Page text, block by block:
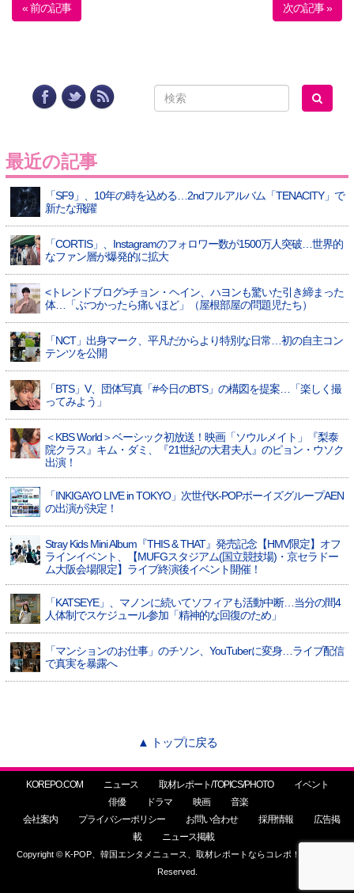
« 前の記事 次の記事 »
最近の記事
「SF9」、10年の時を込める…2ndフルアルバム「TENACITY」で
新たな飛躍
「CORTIS」、Instagramのフォロワー数が1500万人突破…世界的
なファン層が爆発的に拡大
<トレンドブログ>チョン・ヘイン、ハヨンも驚いた引き締まった
体…「ぶつかったら痛いほど」（屋根部屋の問題児たち）
「NCT」出身マーク、平凡だからより特別な日常…初の自主コン
テンツを公開
「BTS」V、団体写真「#今日のBTS」の構図を提案…「楽しく撮
ってみよう」
＜KBS World＞ベーシック初放送！映画「ソウルメイト」『梨泰
院クラス』キム・ダミ、『21世紀の大君夫人』のピョン・ウソク
出演！
「INKIGAYO LIVE in TOKYO」次世代K-POPボーイズグループAEN
の出演が決定！
Stray Kids Mini Album『THIS & THAT』発売記念【HMV限定】オフ
ラインイベント、【MUFGスタジアム(国立競技場)・京セラドー
ム大阪会場限定】ライブ終演後イベント開催！
「KATSEYE」、マノンに続いてソフィアも活動中断…当分の間4
人体制でスケジュール参加「精神的な回復のため」
「マンションのお仕事」のチソン、YouTuberに変身…ライブ配信
で真実を暴露へ
▲ トップに戻る
KOREPO.COM ニュース 取材レポート/TOPICS/PHOTO
イベント
俳優
ドラマ 映画
音楽
会社案内
プライバシーポリシー お問い合わせ 採用情報
広告掲
載
ニュース掲載
Copyright © K-POP、韓国エンタメニュース、取材レポートならコレポ！ All Rights
Reserved.